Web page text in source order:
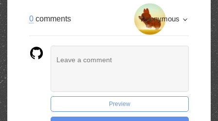
0 comments Anonymous
Preview